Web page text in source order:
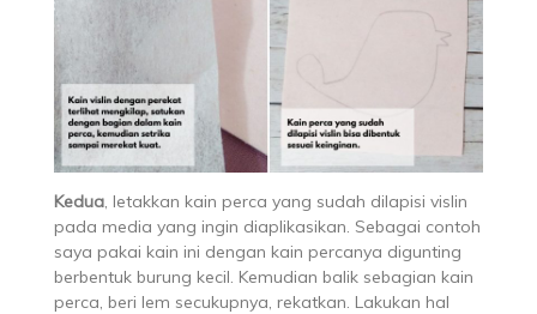
Kedua, letakkan kain perca yang sudah dilapisi vislin
pada media yang ingin diaplikasikan. Sebagai contoh
saya pakai kain ini dengan kain percanya digunting
berbentuk burung kecil. Kemudian balik sebagian kain
perca, beri lem secukupnya, rekatkan. Lakukan hal